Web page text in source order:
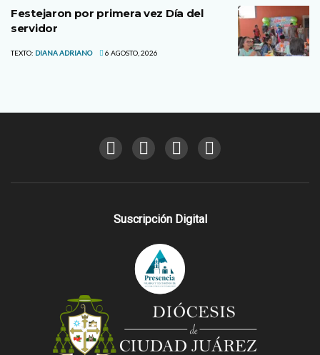
Festejaron por primera vez Día del
servidor
TEXTO: DIANA ADRIANO 6 AGOSTO, 2026
Suscripción Digital